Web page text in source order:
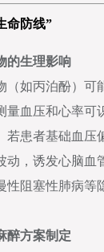
命防线”
的生理影响
（如丙泊酚）可
量血压和心率可
若患者基础血压
动，诱发心脑血
性阻塞性肺病等
醉方案制定